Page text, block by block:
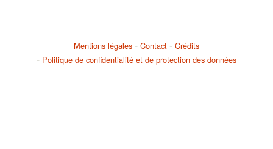
Mentions légales Contact
Crédits
Politique de confidentialité et de protection des données